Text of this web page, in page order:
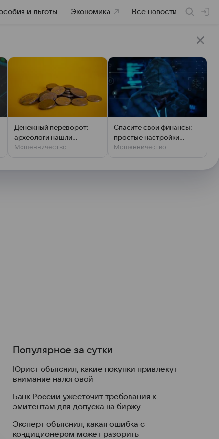
и льготы Экономика Все новости
Популярное за сутки
Юрист объяснил, какие покупки привлекут
внимание налоговой
Банк России ужесточит требования к
эмитентам для допуска на биржу
Эксперт объяснил, какая ошибка с
кондиционером может разорить
Денежный переворот:
археологи нашли
фальшивки XIV века
Мошенничество
Спасите свои финансы:
простые настройки
против мошенников
Мошенничество